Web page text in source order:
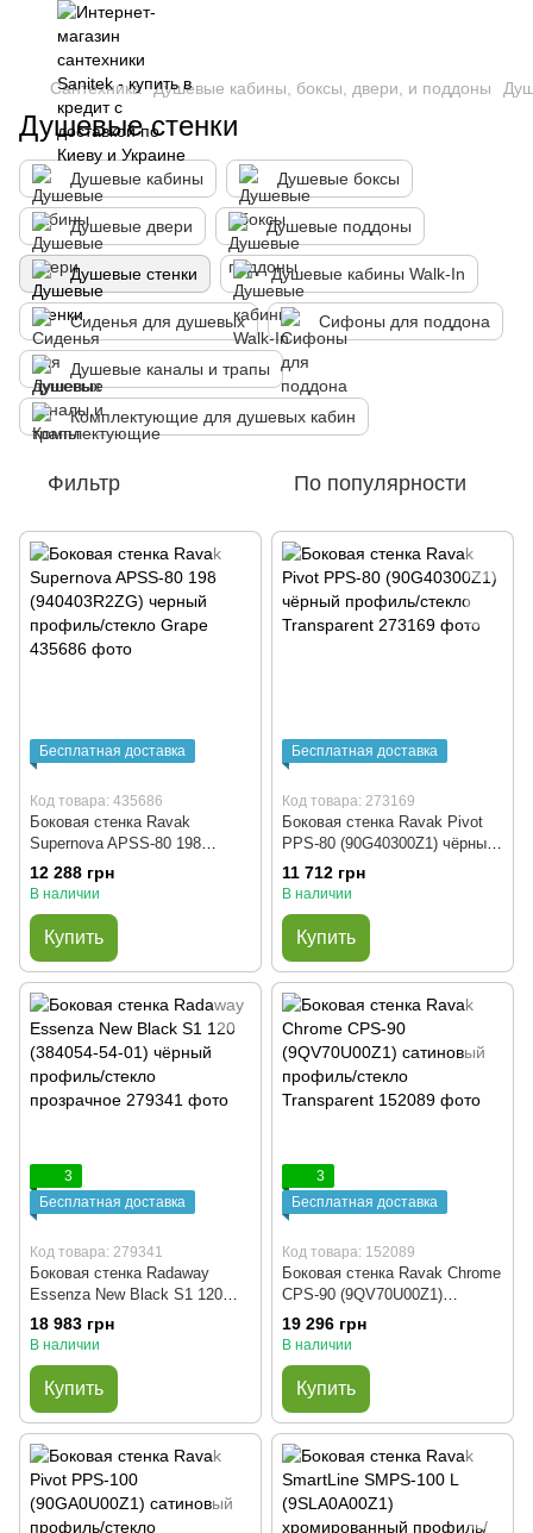
Сантехника Душевые кабины, боксы, двери, и поддоны
Душевые стенки
Душевые кабины Душевые боксы
Душевые двери Душевые поддоны
Душевые стенки Душевые кабины Walk-In
Сиденья для душевых Сифоны для поддона
Душевые каналы и трапы
Комплектующие для душевых кабин
Фильтр По популярности
Бесплатная доставка
Код товара: 435686
Боковая стенка Ravak
Supernova APSS-80 198
(940403R2ZG) черный
профиль/стекло Grape
12 288 грн
В наличии
Купить
Бесплатная доставка
Код товара: 273169
Боковая стенка Ravak Pivot
PPS-80 (90G40300Z1) чёрный
профиль/стекло Transparent
11 712 грн
В наличии
Купить
3
Бесплатная доставка
Код товара: 279341
Боковая стенка Radaway
Essenza New Black S1 120
(384054-54-01) чёрный
профиль/стекло прозрачное
18 983 грн
В наличии
Купить
3
Бесплатная доставка
Код товара: 152089
Боковая стенка Ravak Chrome
CPS-90 (9QV70U00Z1)
сатиновый профиль/стекло
Transparent
19 296 грн
В наличии
Купить